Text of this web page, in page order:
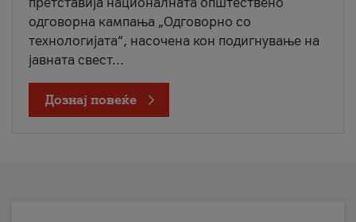
претставија националната општествено
одговорна кампања „Одговорно со
технологијата“, насочена кон подигнување на
јавната свест...
Дознај повеќе